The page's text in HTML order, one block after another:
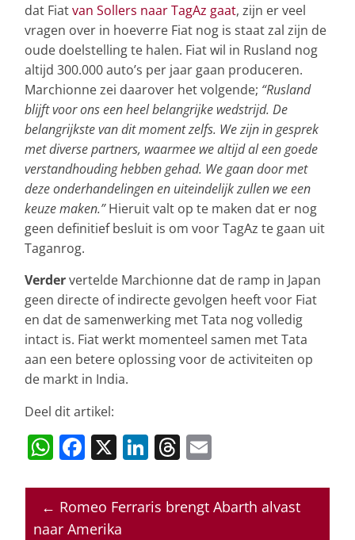
dat Fiatvan Sollers naar TagAz gaat, zijn er veel
vragen over in hoeverre Fiat nog is staat zal zijn de
oude doelstelling te halen. Fiat wil in Rusland nog
altijd 300.000 auto’s per jaar gaan produceren.
Marchionne zei daarover het volgende; “Rusland
blijft voor ons een heel belangrijke wedstrijd. De
belangrijkste van dit moment zelfs. We zijn in gesprek
met diverse partners, waarmee we altijd al een goede
verstandhouding hebben gehad. We gaan door met
deze onderhandelingen en uiteindelijk zullen we een
keuze maken.”Hieruit valt op te maken dat er nog
geen definitief besluit is om voor TagAz te gaan uit
Taganrog.
Verdervertelde Marchionne dat de ramp in Japan
geen directe of indirecte gevolgen heeft voor Fiat
en dat de samenwerking met Tata nog volledig
intact is. Fiat werkt momenteel samen met Tata
aan een betere oplossing voor de activiteiten op
de markt in India.
Deel dit artikel:
W
at
s
F
c
e
X Li
k
e
T
re
a
ai
l
← Romeo Ferraris brengt Abarth alvast
naar Amerika